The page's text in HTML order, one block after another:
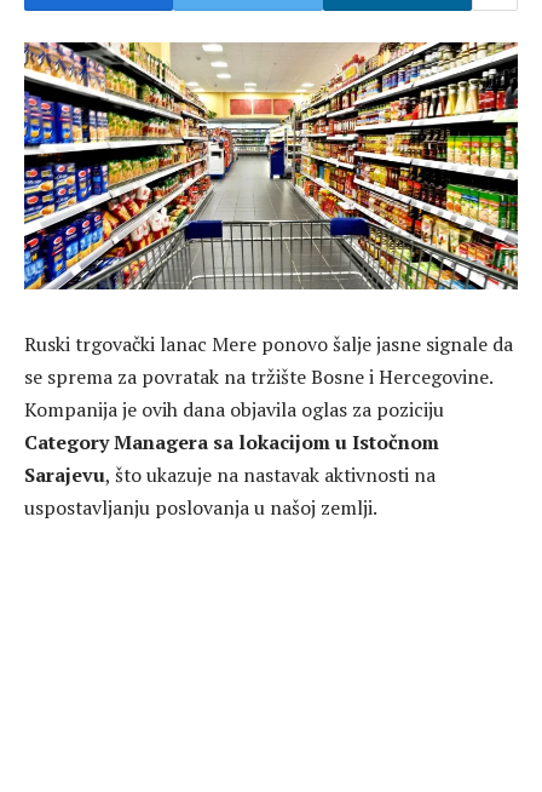
Ruski trgovački lanac Mere ponovo šalje jasne signale da
se sprema za povratak na tržište Bosne i Hercegovine.
Kompanija je ovih dana objavila oglas za poziciju
Category Managera sa lokacijom u Istočnom
Sarajevu, što ukazuje na nastavak aktivnosti na
uspostavljanju poslovanja u našoj zemlji.